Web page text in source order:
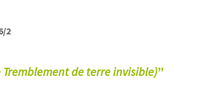
2
Tremblement de terre invisible)”